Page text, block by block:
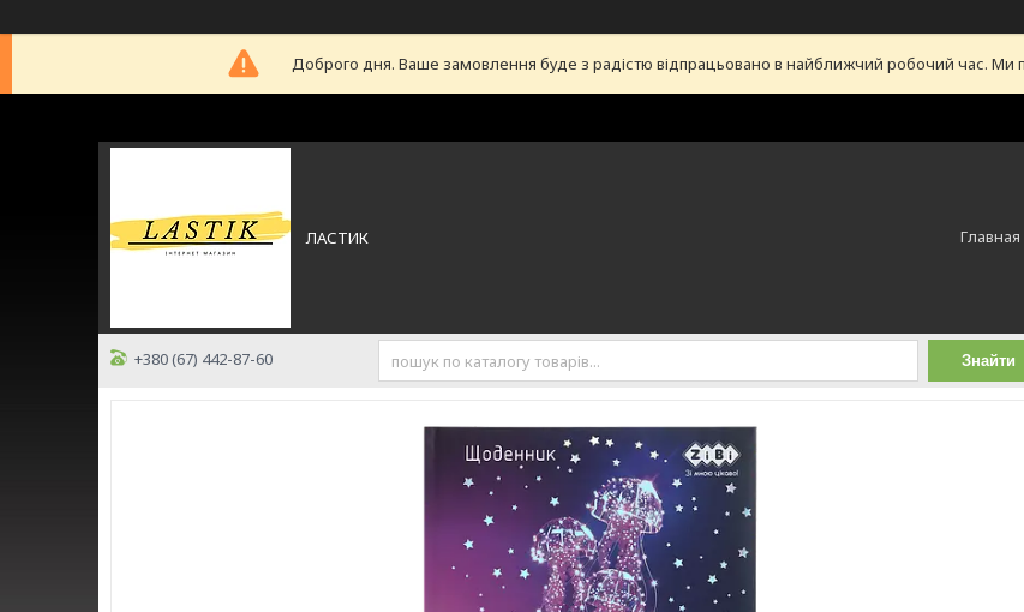
Доброго дня. Ваше замовлення буде з радістю відпрацьовано в найближчий робочий час. Ми
ЛАСТИК Главная
+380 (67) 442-87-60 Знайти